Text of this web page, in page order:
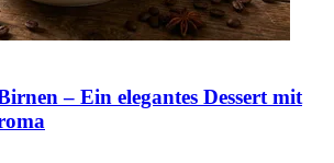
– Ein elegantes Dessert mit